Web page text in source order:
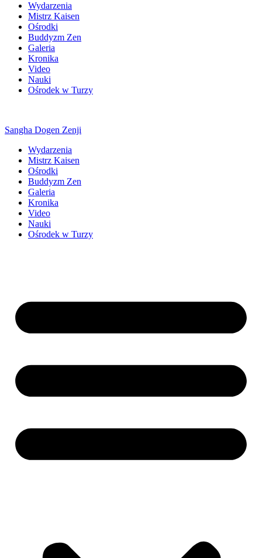
Wydarzenia
Mistrz Kaisen
Ośrodki
Buddyzm Zen
Galeria
Kronika
Video
Nauki
Ośrodek w Turzy
Sangha Dogen Zenji
Wydarzenia
Mistrz Kaisen
Ośrodki
Buddyzm Zen
Galeria
Kronika
Video
Nauki
Ośrodek w Turzy